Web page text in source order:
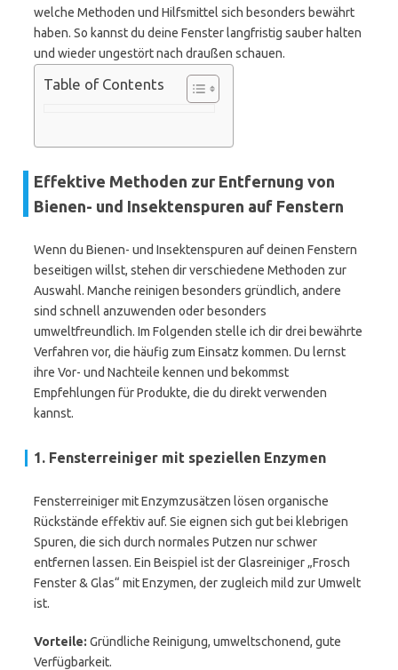
welche Methoden und Hilfsmittel sich besonders bewährt
haben. So kannst du deine Fenster langfristig sauber halten
und wieder ungestört nach draußen schauen.
Table of Contents
Effektive Methoden zur Entfernung von
Bienen- und Insektenspuren auf Fenstern
Wenn du Bienen- und Insektenspuren auf deinen Fenstern
beseitigen willst, stehen dir verschiedene Methoden zur
Auswahl. Manche reinigen besonders gründlich, andere
sind schnell anzuwenden oder besonders
umweltfreundlich. Im Folgenden stelle ich dir drei bewährte
Verfahren vor, die häufig zum Einsatz kommen. Du lernst
ihre Vor- und Nachteile kennen und bekommst
Empfehlungen für Produkte, die du direkt verwenden
kannst.
1. Fensterreiniger mit speziellen Enzymen
Fensterreiniger mit Enzymzusätzen lösen organische
Rückstände effektiv auf. Sie eignen sich gut bei klebrigen
Spuren, die sich durch normales Putzen nur schwer
entfernen lassen. Ein Beispiel ist der Glasreiniger „Frosch
Fenster & Glas“ mit Enzymen, der zugleich mild zur Umwelt
ist.
Vorteile: Gründliche Reinigung, umweltschonend, gute
Verfügbarkeit.